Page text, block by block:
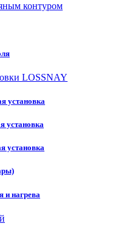
контуром
LOSSNAY
установка
установка
установка
и нагрева